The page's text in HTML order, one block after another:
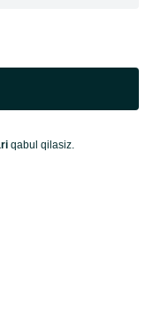
qabul qilasiz.